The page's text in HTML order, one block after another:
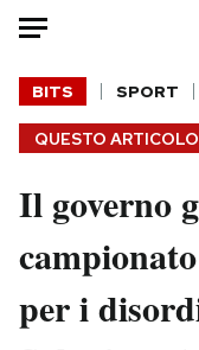
HOME
Italia
Politica
Tecnologia
QUESTO
BITS SPORT
Il governo
per i